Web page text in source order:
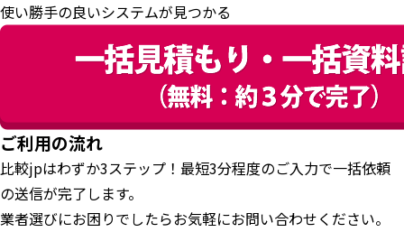
使い勝手の良いシステムが見つかる
ご利用の流れ
比較jpはわずか3ステップ！最短3分程度のご入力で一括依頼
の送信が完了します。
業者選びにお困りでしたらお気軽にお問い合わせください。